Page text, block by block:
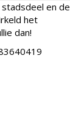
en de
het
dan!